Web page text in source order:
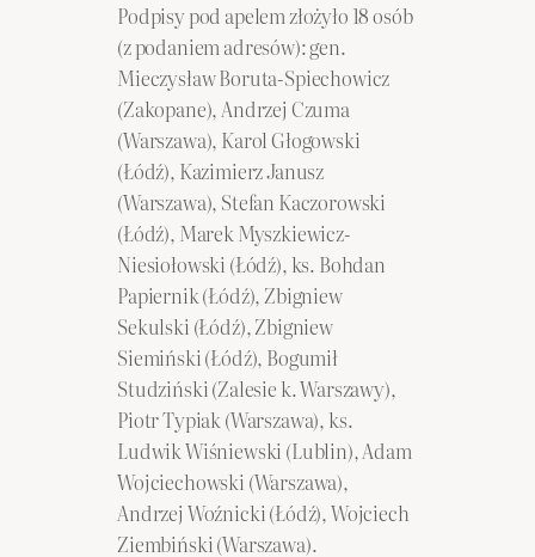
Podpisy pod apelem złożyło 18 osób
(z podaniem adresów): gen.
Mieczysław Boruta-Spiechowicz
(Zakopane), Andrzej Czuma
(Warszawa), Karol Głogowski
(Łódź), Kazimierz Janusz
(Warszawa), Stefan Kaczorowski
(Łódź), Marek Myszkiewicz-
Niesiołowski (Łódź), ks. Bohdan
Papiernik (Łódź), Zbigniew
Sekulski (Łódź), Zbigniew
Siemiński (Łódź), Bogumił
Studziński (Zalesie k. Warszawy),
Piotr Typiak (Warszawa), ks.
Ludwik Wiśniewski (Lublin), Adam
Wojciechowski (Warszawa),
Andrzej Woźnicki (Łódź), Wojciech
Ziembiński (Warszawa).